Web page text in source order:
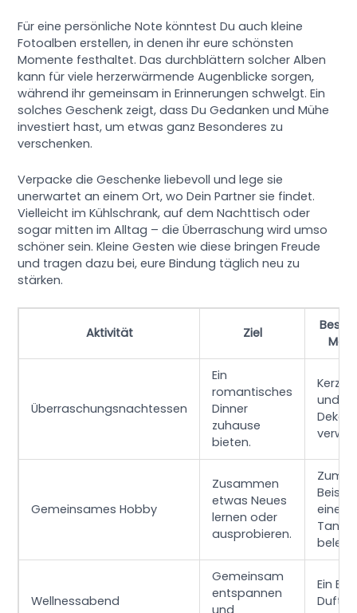
Für eine persönliche Note könntest Du auch kleine
Fotoalben erstellen, in denen ihr eure schönsten
Momente festhaltet. Das durchblättern solcher Alben
kann für viele herzerwärmende Augenblicke sorgen,
während ihr gemeinsam in Erinnerungen schwelgt. Ein
solches Geschenk zeigt, dass Du Gedanken und Mühe
investiert hast, um etwas ganz Besonderes zu
verschenken.
Verpacke die Geschenke liebevoll und lege sie
unerwartet an einem Ort, wo Dein Partner sie findet.
Vielleicht im Kühlschrank, auf dem Nachttisch oder
sogar mitten im Alltag – die Überraschung wird umso
schöner sein. Kleine Gesten wie diese bringen Freude
und tragen dazu bei, eure Bindung täglich neu zu
stärken.
Aktivität Ziel
Überraschungsnachtessen
Ein
romantisches
Dinner
zuhause
bieten.
und
Deko
Gemeinsames Hobby
Zusammen
etwas Neues
lernen oder
ausprobieren.
Zum
einen
Wellnessabend
Gemeinsam
entspannen
und
Ein